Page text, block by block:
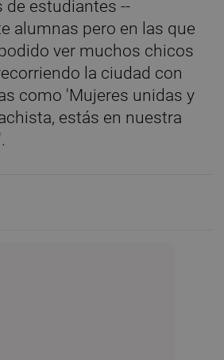
estudiantes --
alumnas pero en las que
ver muchos chicos
la ciudad con
como 'Mujeres unidas y
estás en nuestra